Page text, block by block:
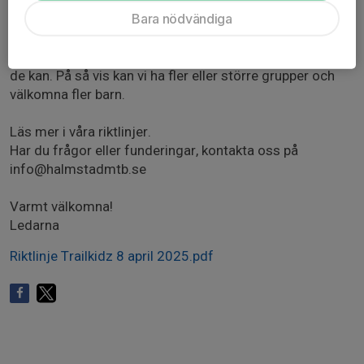
läst och gått igenom klubbens riktlinjer för barn- och
de kan. På så vis kan vi ha fler eller större grupper och
välkomna fler barn.
Läs mer i våra riktlinjer.
Har du frågor eller funderingar, kontakta oss på
info@halmstadmtb.se
Varmt välkomna!
Ledarna
Riktlinje Trailkidz 8 april 2025.pdf
Bara nödvändiga